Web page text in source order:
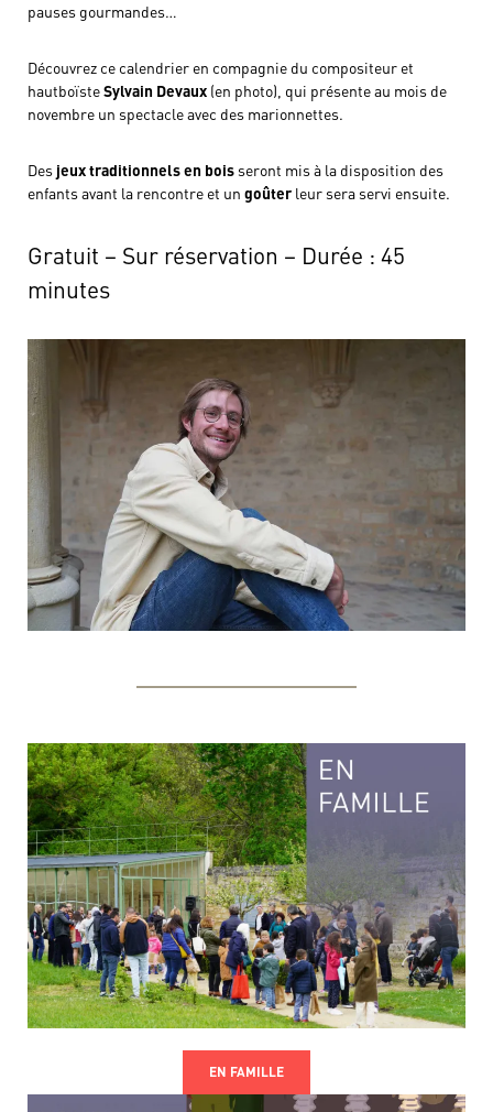
pauses gourmandes…
Découvrez ce calendrier en compagnie du compositeur et
hautboïsteSylvain Devaux (en photo), qui présente au mois de
novembre un spectacle avec des marionnettes.
Des jeux traditionnels en bois seront mis à la disposition des
enfants avant la rencontre et un goûterleur sera servi ensuite.
Gratuit – Sur réservation – Durée : 45
minutes
EN FAMILLE